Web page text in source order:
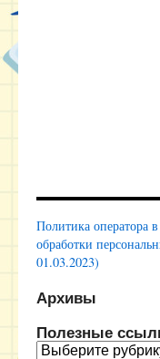
Политика оператора
обработки
01.03.2023)
Архивы
Полезные
Полезные